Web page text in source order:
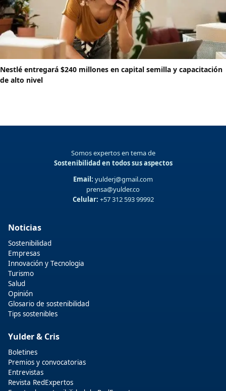
Nestlé entregará $240 millones en capital semilla y capacitación
de alto nivel
Somos expertos en tema de
Sostenibilidad en todos sus aspectos
Email: yulderj@gmail.com
prensa@yulder.co
Celular: +57 312 593 99992
Noticias
Sostenibilidad
Empresas
Innovación y Tecnologia
Turismo
Salud
Opinión
Glosario de sostenibilidad
Tips sostenibles
Yulder & Cris
Boletines
Premios y convocatorias
Entrevistas
Revista RedExpertos